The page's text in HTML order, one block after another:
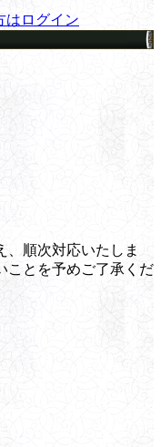
はログイン
、順次対応いたしま
ことを予めご了承くだ